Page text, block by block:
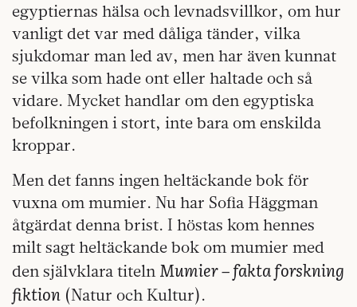
egyptiernas hälsa och levnadsvillkor, om hur
vanligt det var med dåliga tänder, vilka
sjukdomar man led av, men har även kunnat
se vilka som hade ont eller haltade och så
vidare. Mycket handlar om den egyptiska
befolkningen i stort, inte bara om enskilda
kroppar.
Men det fanns ingen heltäckande bok för
vuxna om mumier. Nu har Sofia Häggman
åtgärdat denna brist. I höstas kom hennes
milt sagt heltäckande bok om mumier med
den självklara titeln Mumier – fakta forskning
fiktion (Natur och Kultur).